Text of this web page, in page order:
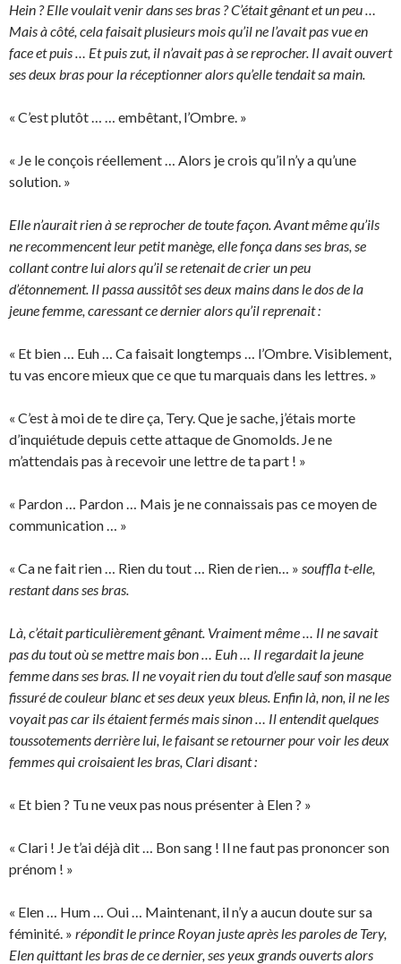
Hein ? Elle voulait venir dans ses bras ? C’était gênant et un peu …
Mais à côté, cela faisait plusieurs mois qu’il ne l’avait pas vue en
face et puis … Et puis zut, il n’avait pas à se reprocher. Il avait ouvert
ses deux bras pour la réceptionner alors qu’elle tendait sa main.
« C’est plutôt … … embêtant, l’Ombre. »
« Je le conçois réellement … Alors je crois qu’il n’y a qu’une
solution. »
Elle n’aurait rien à se reprocher de toute façon. Avant même qu’ils
ne recommencent leur petit manège, elle fonça dans ses bras, se
collant contre lui alors qu’il se retenait de crier un peu
d’étonnement. Il passa aussitôt ses deux mains dans le dos de la
jeune femme, caressant ce dernier alors qu’il reprenait :
« Et bien … Euh … Ca faisait longtemps … l’Ombre. Visiblement,
tu vas encore mieux que ce que tu marquais dans les lettres. »
« C’est à moi de te dire ça, Tery. Que je sache, j’étais morte
d’inquiétude depuis cette attaque de Gnomolds. Je ne
m’attendais pas à recevoir une lettre de ta part ! »
« Pardon … Pardon … Mais je ne connaissais pas ce moyen de
communication … »
« Ca ne fait rien … Rien du tout … Rien de rien… » souffla t-elle,
restant dans ses bras.
Là, c’était particulièrement gênant. Vraiment même … Il ne savait
pas du tout où se mettre mais bon … Euh … Il regardait la jeune
femme dans ses bras. Il ne voyait rien du tout d’elle sauf son masque
fissuré de couleur blanc et ses deux yeux bleus. Enfin là, non, il ne les
voyait pas car ils étaient fermés mais sinon … Il entendit quelques
toussotements derrière lui, le faisant se retourner pour voir les deux
femmes qui croisaient les bras, Clari disant :
« Et bien ? Tu ne veux pas nous présenter à Elen ? »
« Clari ! Je t’ai déjà dit … Bon sang ! Il ne faut pas prononcer son
prénom ! »
« Elen … Hum … Oui … Maintenant, il n’y a aucun doute sur sa
féminité. » répondit le prince Royan juste après les paroles de Tery,
Elen quittant les bras de ce dernier, ses yeux grands ouverts alors